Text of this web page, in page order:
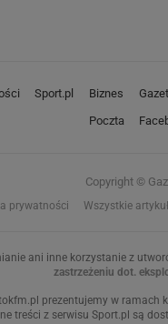
Sport.pl Biznes
Poczta
Copyright ©
prywatności Wszystkie
ani inne korzystanie z
zastrzeżeniu dot.
prezentujemy w ramach
treści z serwisu Sport.pl są